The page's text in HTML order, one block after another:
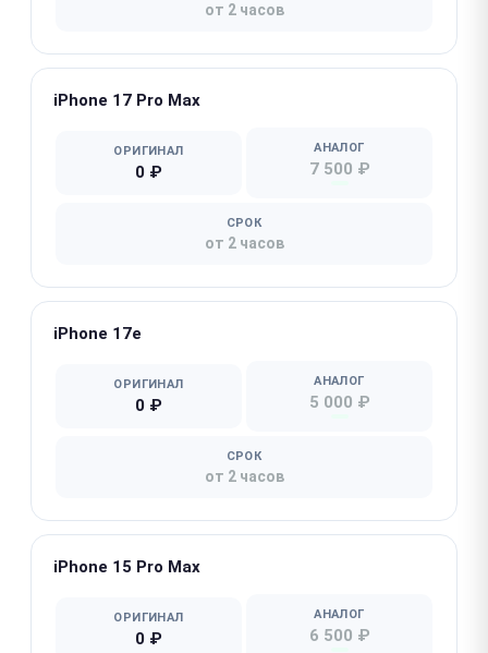
от 2 часов
iPhone 17 Pro Max
ОРИГИНАЛ
0 ₽
АНАЛОГ
7 500 ₽
СРОК
от 2 часов
iPhone 17e
ОРИГИНАЛ
0 ₽
АНАЛОГ
5 000 ₽
СРОК
от 2 часов
iPhone 15 Pro Max
ОРИГИНАЛ
0 ₽
АНАЛОГ
6 500 ₽